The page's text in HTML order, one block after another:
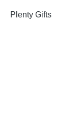
Plenty Gifts